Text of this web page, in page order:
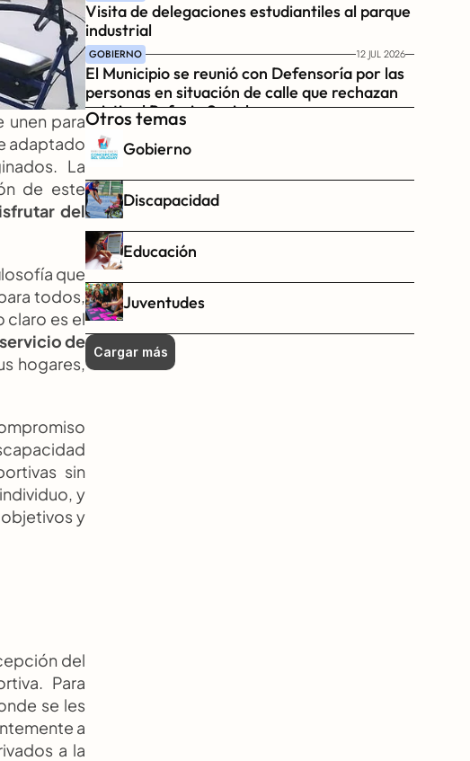
unen para
adaptado
La
de este
del
que
todos,
claro es el
de
hogares,
sin
y
y
del
Para
se les
a
a la
Visita de delegaciones estudiantiles al parque
industrial
GOBIERNO 12 JUL 2026
El Municipio se reunió con Defensoría por las
personas en situación de calle que rechazan
asistir al Refugio Social
Otros temas
Gobierno
Discapacidad
Educación
Juventudes
Cargar más